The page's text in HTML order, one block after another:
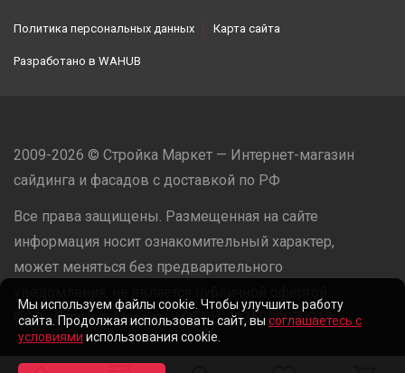
Политика персональных данных Карта сайта
Разработано в WAHUB
2009-2026 © Стройка Маркет — Интернет-магазин
сайдинга и фасадов с доставкой по РФ
Все права защищены. Размещенная на сайте
информация носит ознакомительный характер,
может меняться без предварительного
ООО «Стройка Маркет» | ОГРН: 1235000079918
Разработано в
Мы используем файлы cookie. Чтобы улучшить работу
сайта. Продолжая использовать сайт, вы соглашаетесь с
условиями использования cookie.